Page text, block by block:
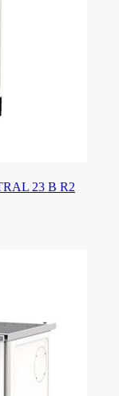
23 B R2